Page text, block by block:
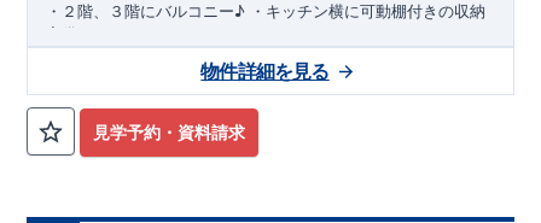
・２階、３階にバルコニー♪ ・キッチン横に可動棚付きの収納
完備。
・家族で過ごすこともできるワイドバルコニー完備。
相模線「上溝」駅徒歩19分 ◇ロケーション
・相模原市立星が丘小学校
徒歩7分 ・オーケ
ー相模原店
模原店 徒歩
・やまうち医院 徒歩
見学予約・資料請求
物件詳細を見る